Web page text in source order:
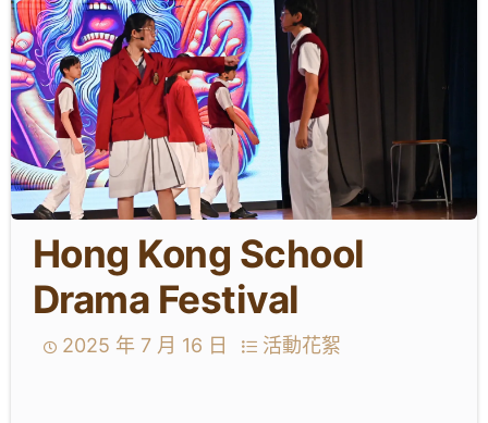
我們的聯繫
入學資訊
下載區
Hong Kong School
Drama Festival
2025 年 7 月 16 日 活動花絮